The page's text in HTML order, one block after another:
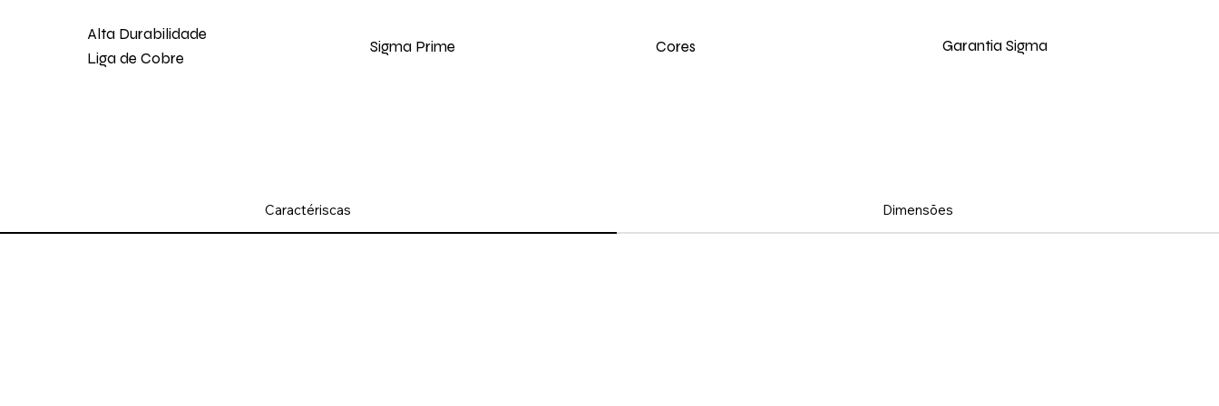
Alta Durabilidade
Liga de Cobre
Sigma Prime Cores Garantia Sigma
Caractériscas Dimensões